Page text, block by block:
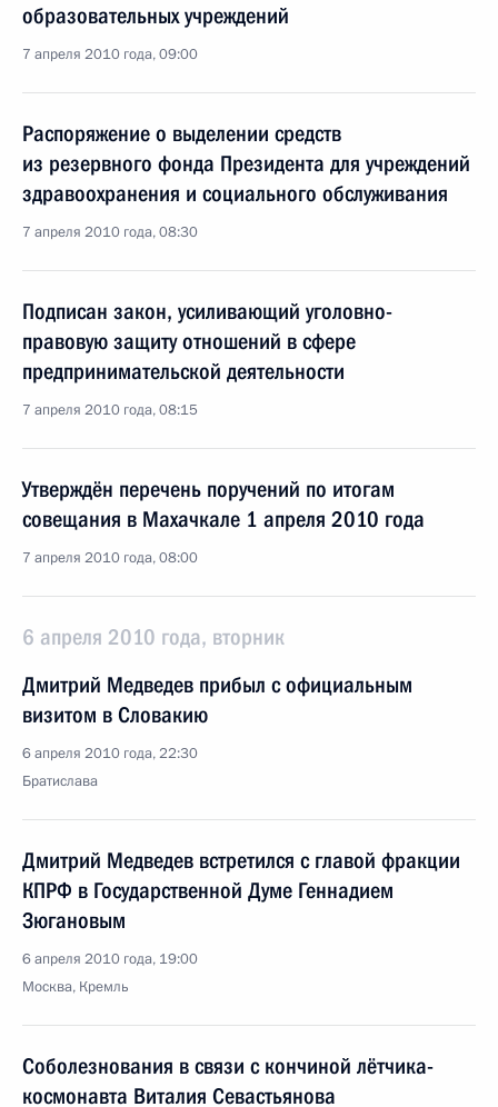
образовательных учреждений
7 апреля 2010 года, 09:00
Распоряжение о выделении средств
из резервного фонда Президента для учреждений
здравоохранения и социального обслуживания
7 апреля 2010 года, 08:30
Подписан закон, усиливающий уголовно-
правовую защиту отношений в сфере
предпринимательской деятельности
7 апреля 2010 года, 08:15
Утверждён перечень поручений по итогам
совещания в Махачкале 1 апреля 2010 года
7 апреля 2010 года, 08:00
6 апреля 2010 года, вторник
Дмитрий Медведев прибыл с официальным
визитом в Словакию
6 апреля 2010 года, 22:30
Братислава
Дмитрий Медведев встретился с главой фракции
КПРФ в Государственной Думе Геннадием
Зюгановым
6 апреля 2010 года, 19:00
Москва, Кремль
Соболезнования в связи с кончиной лётчика-
космонавта Виталия Севастьянова